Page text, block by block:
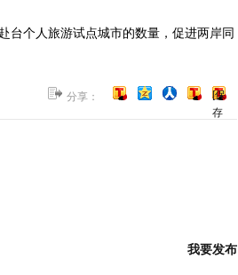
个人旅游试点城市的数量，促进两岸同
分享：
[保
存
我要发布